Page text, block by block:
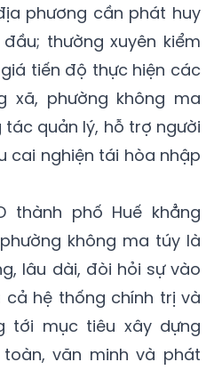
phương cần phát huy
thường xuyên kiểm
tiến độ thực hiện các
xã, phường không ma
quản lý, hỗ trợ người
cai nghiện tái hòa nhập
thành phố Huế khẳng
không ma túy là
lâu dài, đòi hỏi sự vào
hệ thống chính trị và
tới mục tiêu xây dựng
văn minh và phát